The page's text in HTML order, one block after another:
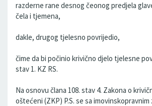
razderne rane desnog čeonog predjela
čela i tjemena,
dakle, drugog tjelesno povrijedio,
čime da bi počinio krivično djelo tjelesne
stav 1. KZ RS.
Na osnovu člana 108. stav 4. Zakona o
oštećeni (ZKP) P.S. se sa